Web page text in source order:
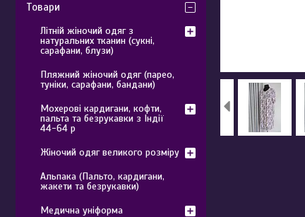
Товари
Літній жіночий одяг з
натуральних тканин (сукні,
сарафани, блузи)
Пляжний жіночий одяг (парео,
туніки, сарафани, бандани)
Мохерові кардигани, кофти,
пальта та безрукавки з Індії
44-64 р
Жіночий одяг великого розміру
Альпака (Пальто, кардигани,
жакети та безрукавки)
Медична уніформа